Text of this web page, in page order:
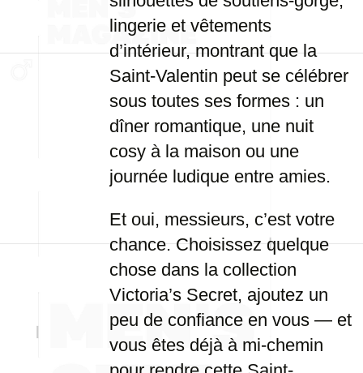
lingerie et vêtements
d’intérieur, montrant que la
Saint-Valentin peut se célébrer
sous toutes ses formes : un
dîner romantique, une nuit
cosy à la maison ou une
journée ludique entre amies.
Et oui, messieurs, c’est votre
chance. Choisissez quelque
chose dans la collection
Victoria’s Secret, ajoutez un
peu de confiance en vous — et
vous êtes déjà à mi-chemin